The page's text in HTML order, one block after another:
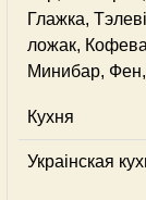
Глажка,
ложак,
Минибар,
Кухня
Украінская